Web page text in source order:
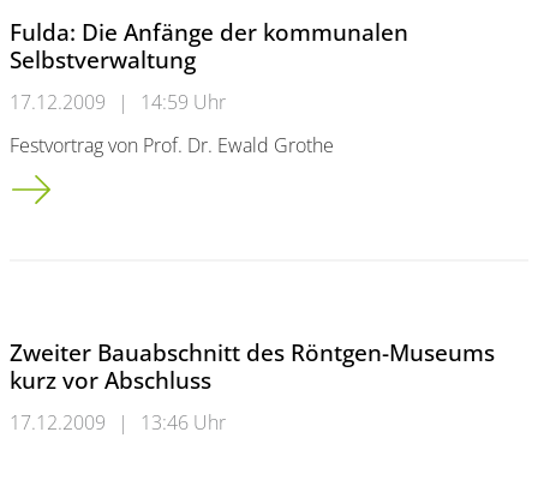
Fulda: Die Anfänge der kommunalen
Selbstverwaltung
17.12.2009 |
14:59 Uhr
Festvortrag von Prof. Dr. Ewald Grothe
Fulda: Die Anfänge der kommunalen Selbstverwaltung
Zweiter Bauabschnitt des Röntgen-Museums
kurz vor Abschluss
17.12.2009 | 13:46 Uhr